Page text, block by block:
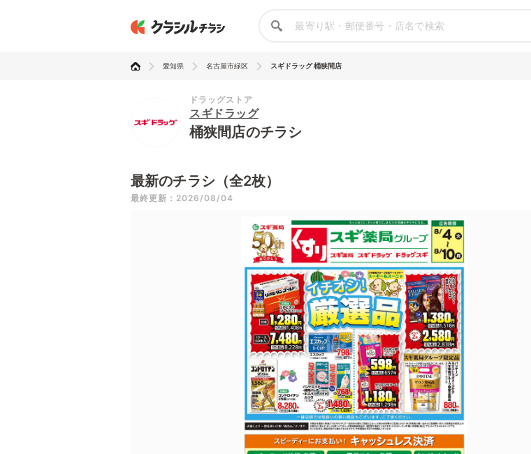
愛知県 名古屋市緑区 スギドラッグ 桶狭間店
ドラッグストア
スギドラッグ
桶狭間店のチラシ
最新のチラシ（全2枚）
最終更新：2026/08/04